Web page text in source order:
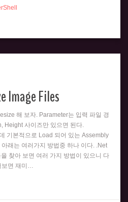
Image Files
해 보자. Parameter는 입력 파일 경
Height 사이즈만 있으면 된다.
기본적으로 Load 되어 있는 Assembly
래는 여러가지 방법중 하나 이다. .Net
찾아 보면 여러 가지 방법이 있으니 다
면 재미…